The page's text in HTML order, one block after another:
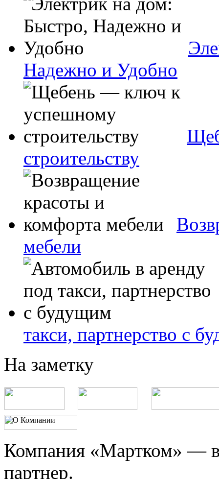
Надежно и Удобно
строительству
мебели
такси, партнерство с
На заметку
Компания «Мартком» —
партнер.